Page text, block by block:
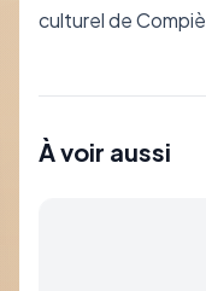
culturel de
À voir aussi